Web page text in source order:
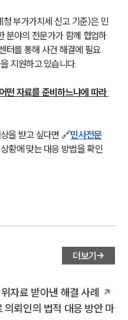
부가가치세 신고 기준)은 민
분야의 전문가가 함께 협업하
터를 통해 사건 해결에 필요
지원하고 있습니다.
떤 자료를 준비하느냐에 따라
을 받고 싶다면 🔗민사전문
황에 맞는 대응 방법을 확인
더보기
자료 받아낸 해결 사례
뢰인의 법적 대응 방안 마